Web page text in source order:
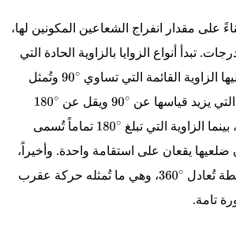
على مقدار انفراج الشعاعين المكونين لها،
تبدأ أنواع الزوايا بالزاوية الحادة التي
الزاوية القائمة التي تساوي
90
∘
وتُمثل
التي يزيد قياسها عن
90ويقل عن
180
∘
الزاوية التي تبلغ
180
∘
تماماً تُسمى
ضلعيها يقعان على استقامة واحدة. وأخيراً،
تُعادل
360، وهي ما تُمثله حركة عقرب
تامة.